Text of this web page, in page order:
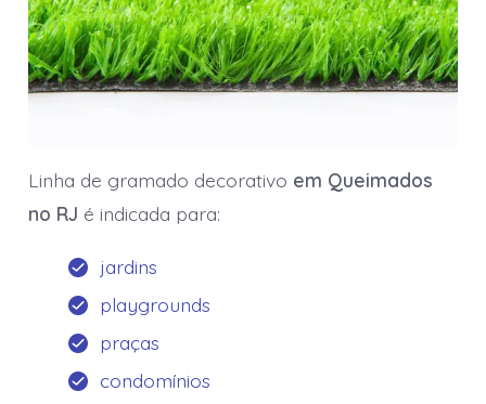
Linha de gramado decorativo em Queimados
no RJ é indicada para:
jardins
playgrounds
praças
condomínios